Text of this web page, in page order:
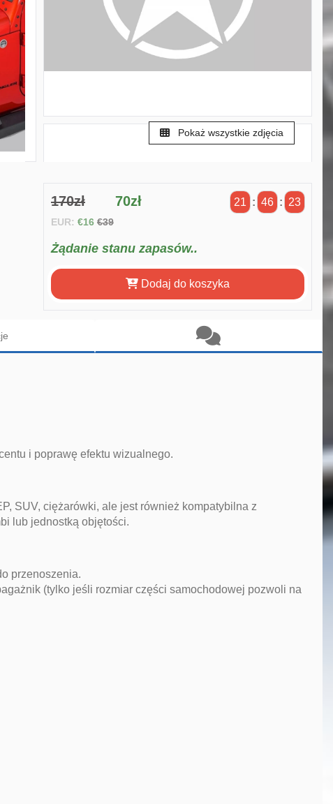
Pokaż wszystkie zdjęcia
170zł 70zł 21 : 46 : 22
EUR: €16 €39
Żądanie stanu zapasów..
Dodaj do koszyka
i poprawę efektu wizualnego.
SUV, ciężarówki, ale jest również kompatybilna z
lub jednostką objętości.
przenoszenia.
(tylko jeśli rozmiar części samochodowej pozwoli na